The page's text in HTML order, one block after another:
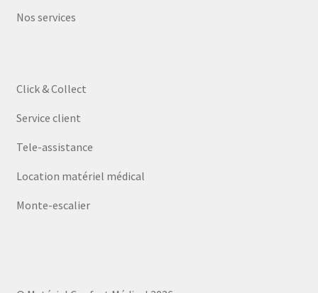
Nos services
Click & Collect
Service client
Tele-assistance
Location matériel médical
Monte-escalier